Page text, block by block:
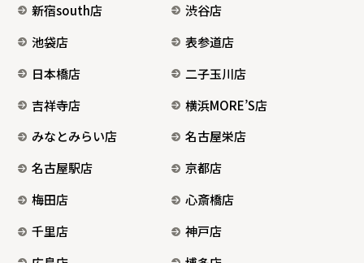
新宿south店
渋谷店
池袋店
表参道店
日本橋店
二子玉川店
吉祥寺店
横浜MORE’S店
みなとみらい店
名古屋栄店
名古屋駅店
京都店
梅田店
心斎橋店
千里店
神戸店